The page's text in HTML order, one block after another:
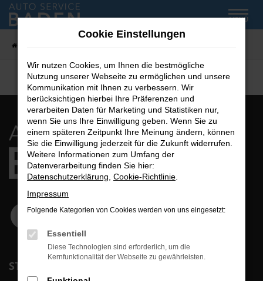
Zum
Hauptinhalt
MENÜ
STANDORT ACHERN
Cookie Einstellungen
Wir nutzen Cookies, um Ihnen die bestmögliche
Nutzung unserer Webseite zu ermöglichen und unsere
Kommunikation mit Ihnen zu verbessern. Wir
berücksichtigen hierbei Ihre Präferenzen und
verarbeiten Daten für Marketing und Statistiken nur,
wenn Sie uns Ihre Einwilligung geben. Wenn Sie zu
einem späteren Zeitpunkt Ihre Meinung ändern, können
Sie die Einwilligung jederzeit für die Zukunft widerrufen.
Weitere Informationen zum Umfang der
Datenverarbeitung finden Sie hier:
Datenschutzerklärung Cookie-Richtlinie
Impressum
Folgende Kategorien von Cookies werden von uns eingesetzt:
Essentiell
Diese Technologien sind erforderlich, um die
Kernfunktionalität der Webseite zu gewährleisten.